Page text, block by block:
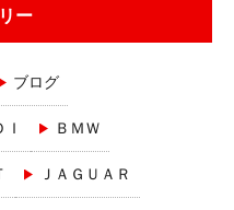
ー
ブログ
ＢＭＷ
ＪＡＧＵＡＲ